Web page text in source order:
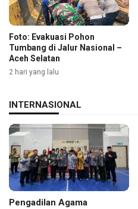
Foto: Evakuasi Pohon
Tumbang di Jalur Nasional –
Aceh Selatan
2 hari yang lalu
INTERNASIONAL
Pengadilan Agama